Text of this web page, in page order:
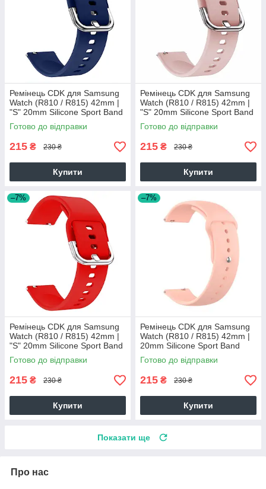
Ремінець CDK для Samsung
Watch (R810 / R815) 42mm |
"S" 20mm Silicone Sport Band
Classic (012194) (dark blue)
Готово до відправки
215 ₴ 230 ₴
Купити
Ремінець CDK для Samsung
Watch (R810 / R815) 42mm |
"S" 20mm Silicone Sport Band
Classic (012194) (pink)
Готово до відправки
215 ₴ 230 ₴
Купити
–7%
Ремінець CDK для Samsung
Watch (R810 / R815) 42mm |
"S" 20mm Silicone Sport Band
Classic (012194) (red)
Готово до відправки
215 ₴ 230 ₴
Купити
–7%
Ремінець CDK для Samsung
Watch (R810 / R815) 42mm |
20mm Silicone Sport Band
(011908) (pink)
Готово до відправки
215 ₴ 230 ₴
Купити
Показати ще
Про нас